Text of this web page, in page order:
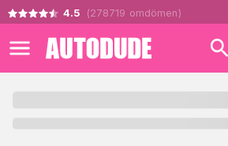
4.5 (278719 omdömen )